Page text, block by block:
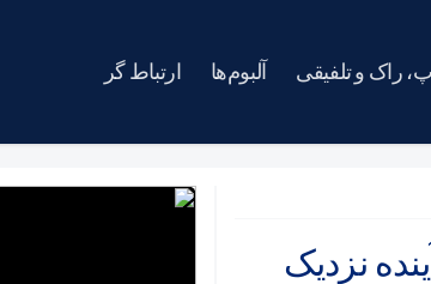
راک و تلفیقی آلبوم‌ها ارتباط گر
نزدیک